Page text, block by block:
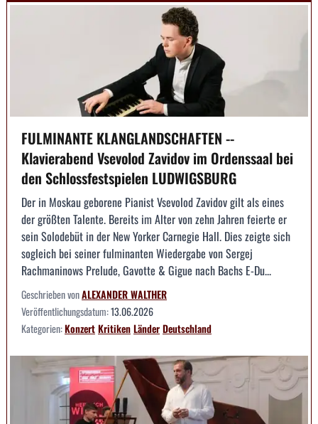
FULMINANTE KLANGLANDSCHAFTEN --
Klavierabend Vsevolod Zavidov im Ordenssaal bei
den Schlossfestspielen LUDWIGSBURG
Der in Moskau geborene Pianist Vsevolod Zavidov gilt als eines
der größten Talente. Bereits im Alter von zehn Jahren feierte er
sein Solodebüt in der New Yorker Carnegie Hall. Dies zeigte sich
sogleich bei seiner fulminanten Wiedergabe von Sergej
Rachmaninows Prelude, Gavotte & Gigue nach Bachs E-Du...
Geschrieben vonALEXANDER WALTHER
Veröffentlichungsdatum:13.06.2026
Kategorien:KonzertKritikenLänderDeutschland